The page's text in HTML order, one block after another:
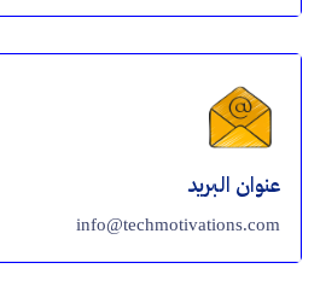
عنوان البريد
info@techmotivations.com